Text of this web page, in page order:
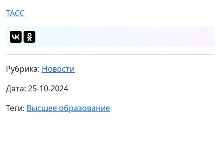
ТАСС
Рубрика: Новости
Дата: 25-10-2024
Теги: Высшее образование